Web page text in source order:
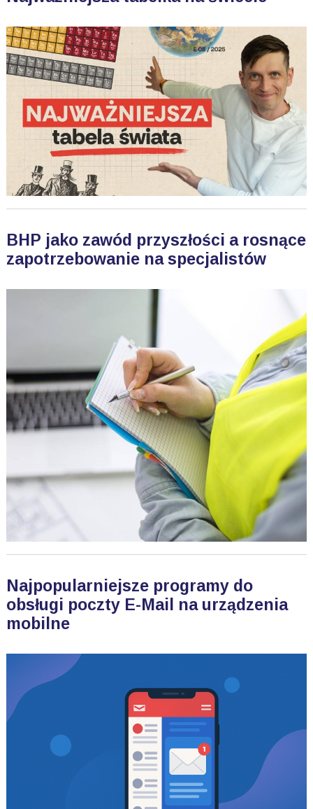
BHP jako zawód przyszłości a rosnące
zapotrzebowanie na specjalistów
Najpopularniejsze programy do
obsługi poczty E-Mail na urządzenia
mobilne